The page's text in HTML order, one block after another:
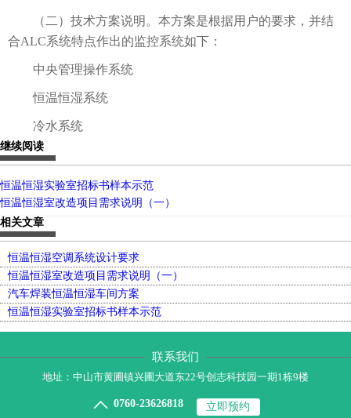
（二）技术方案说明。本方案是根据用户的要求，并结
合ALC系统特点作出的监控系统如下：
中央管理操作系统
恒温恒湿系统
冷水系统
继续阅读
恒温恒湿实验室招标书样本示范
恒温恒湿室改造项目需求说明（一）
相关文章
恒温恒湿空调系统设计要求
恒温恒湿室改造项目需求说明（一）
汽车焊装恒温恒湿车间方案
恒温恒湿实验室招标书样本示范
联系我们
地址：中山市黄圃镇兴圃大道东22号创志科技园一期1栋9楼
 0760-23626818 立即预约